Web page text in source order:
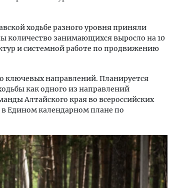
ходьбе разного уровня приняли
количество занимающихся выросло на 10
и системной работе по продвижению
ключевых направлений. Планируется
как одного из направлений
Алтайского края во всероссийских
Едином календарном плане по